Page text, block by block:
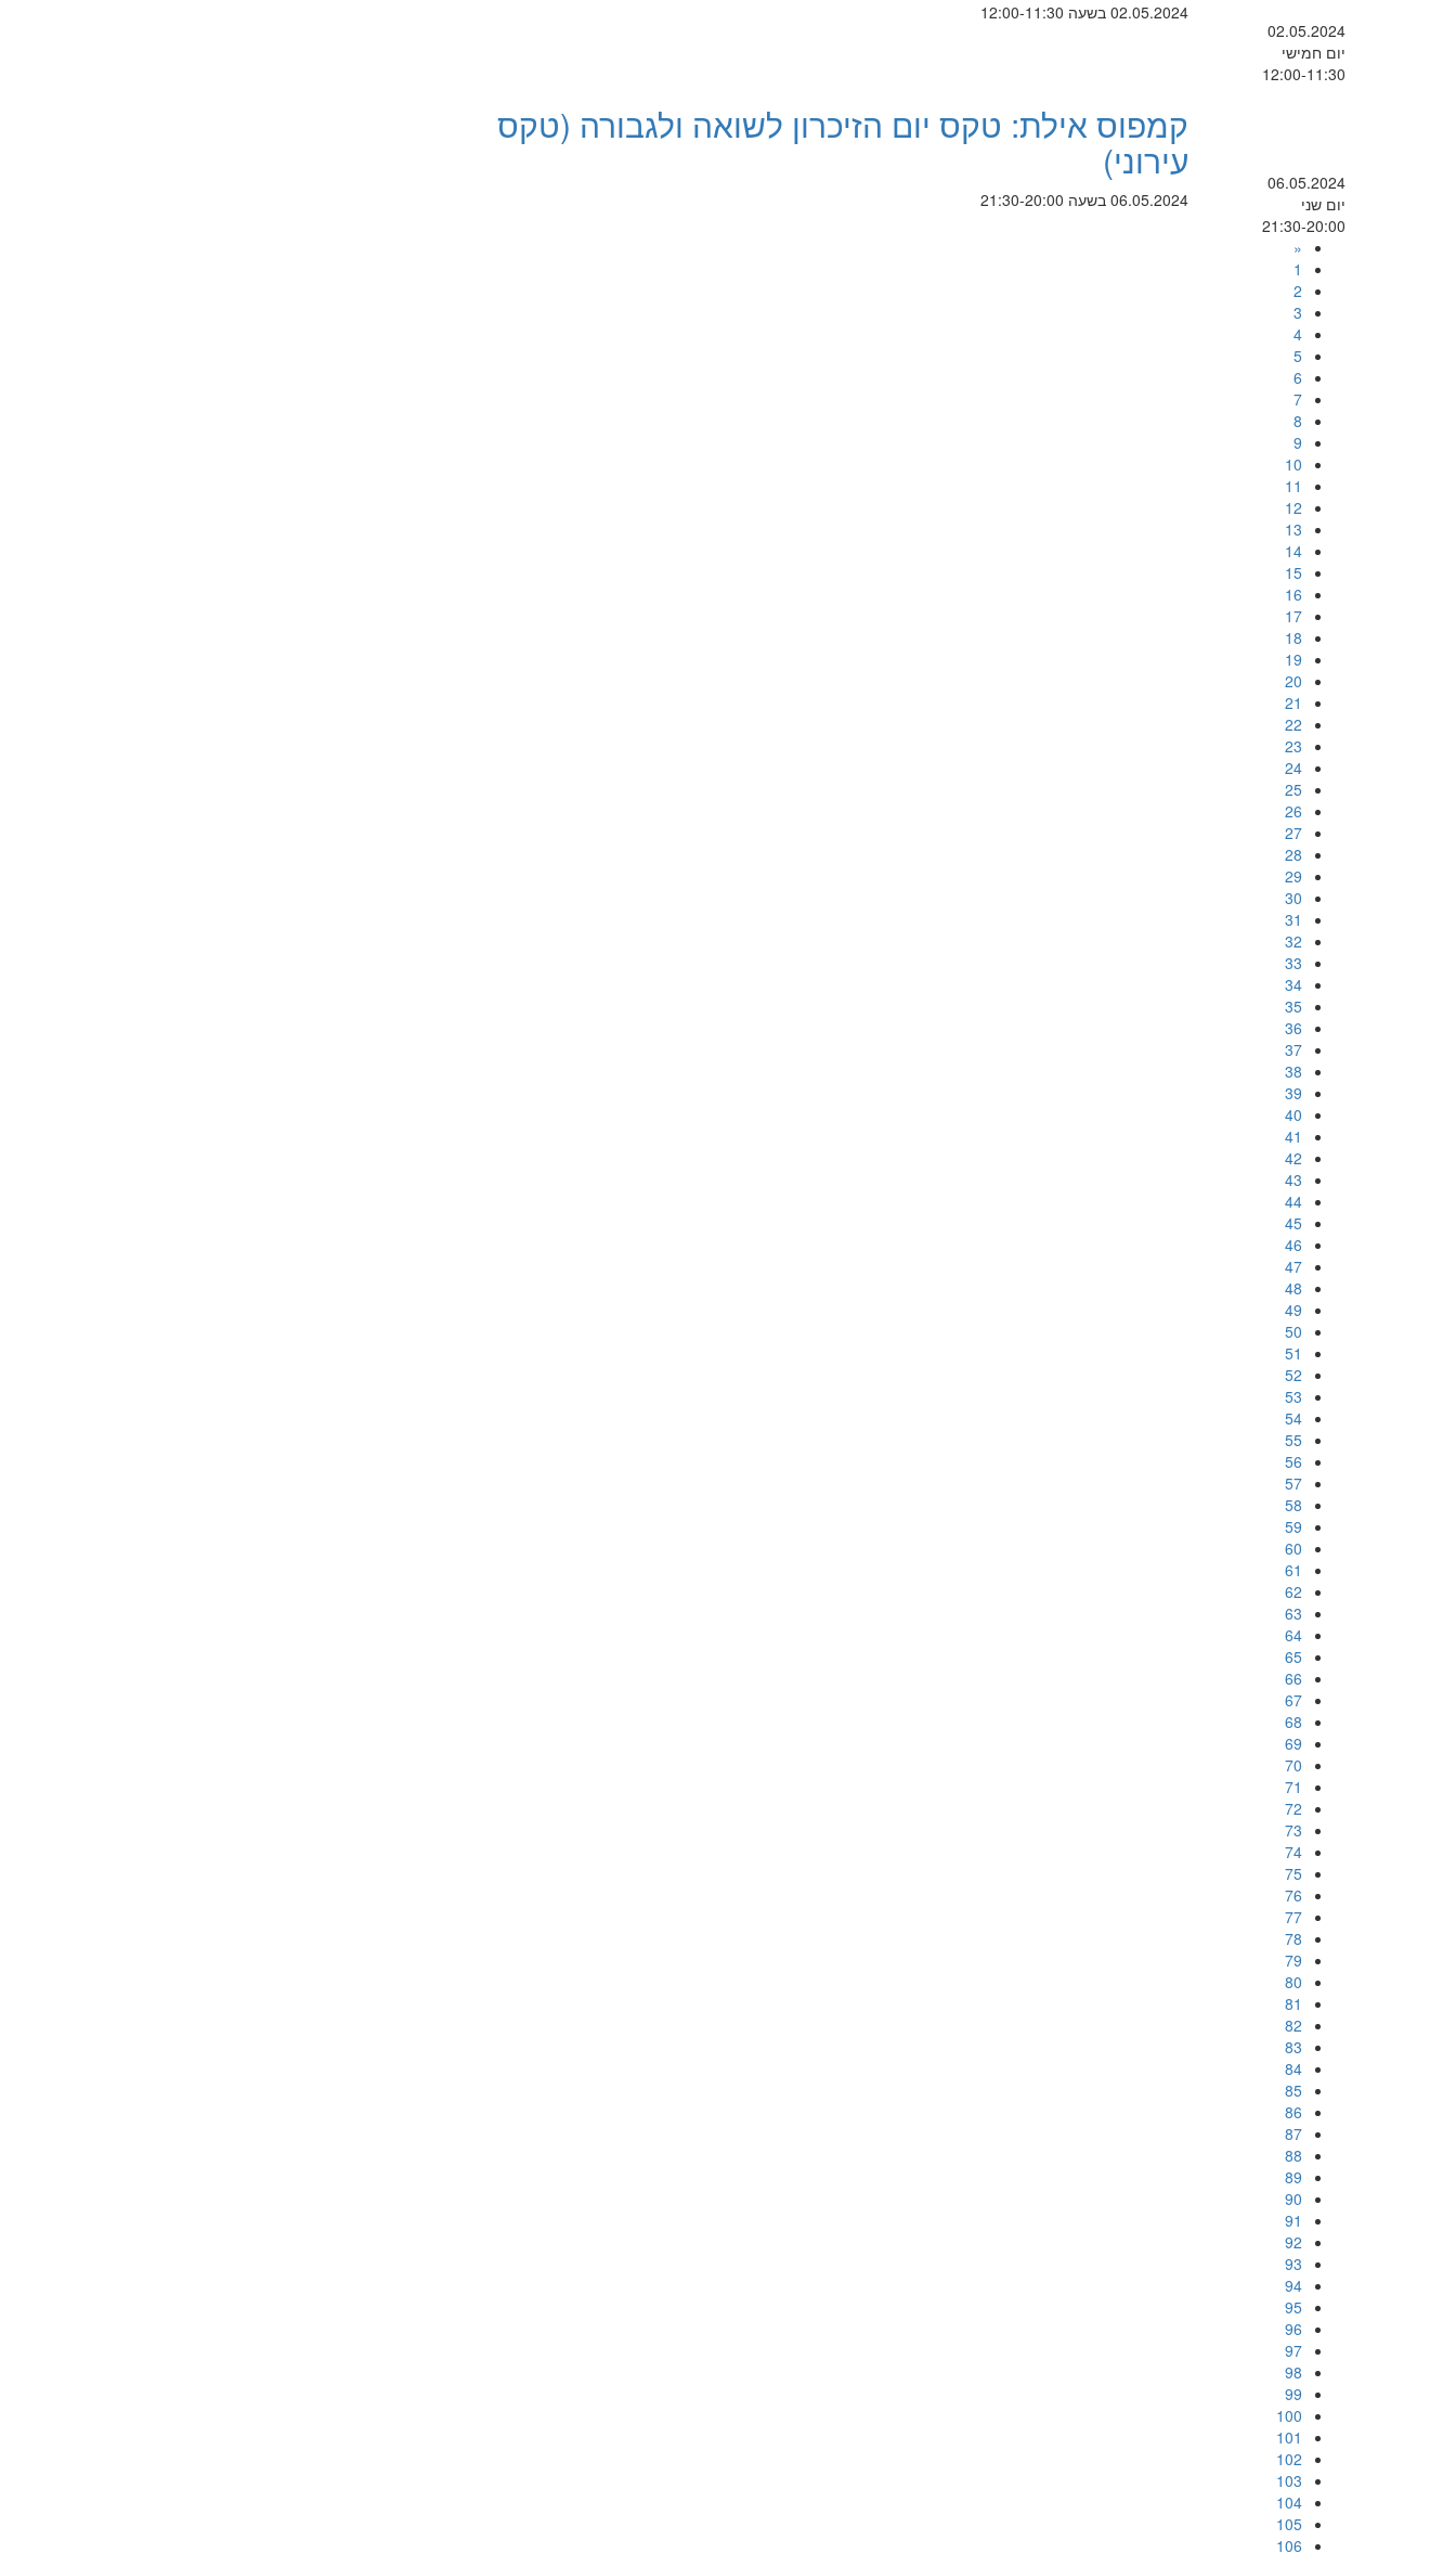
02.05.2024
יום חמישי
12:00-11:30
02.05.2024 בשעה 12:00-11:30
06.05.2024
יום שני
21:30-20:00
קמפוס אילת: טקס יום הזיכרון לשואה ולגבורה (טקס
עירוני)
06.05.2024 בשעה 21:30-20:00
«
1
2
3
4
5
6
7
8
9
10
11
12
13
14
15
16
17
18
19
20
21
22
23
24
25
26
27
28
29
30
31
32
33
34
35
36
37
38
39
40
41
42
43
44
45
46
47
48
49
50
51
52
53
54
55
56
57
58
59
60
61
62
63
64
65
66
67
68
69
70
71
72
73
74
75
76
77
78
79
80
81
82
83
84
85
86
87
88
89
90
91
92
93
94
95
96
97
98
99
100
101
102
103
104
105
106